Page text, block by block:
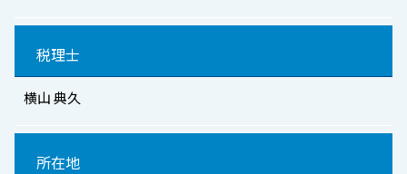
税理士
横山 典久
所在地